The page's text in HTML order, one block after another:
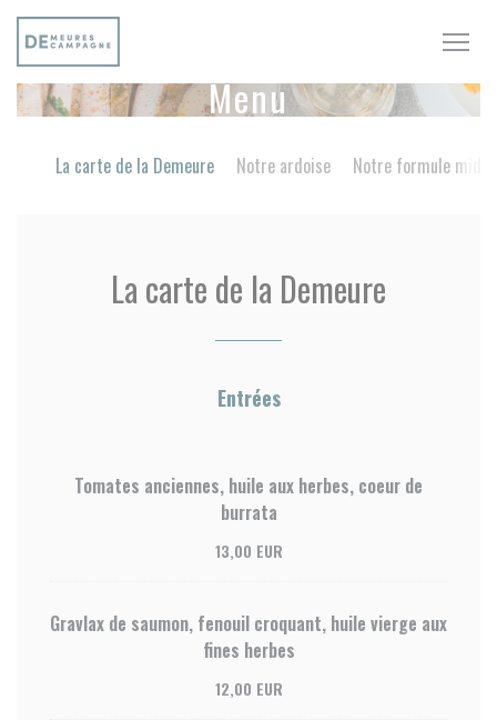
Personalizzazione delle tue scelte sui cookie
Menu
La carte de la Demeure Notre ardoise Notre formule midi
La carte de la Demeure
Entrées
Tomates anciennes, huile aux herbes, coeur de
burrata
13,00 EUR
Gravlax de saumon, fenouil croquant, huile vierge aux
fines herbes
12,00 EUR